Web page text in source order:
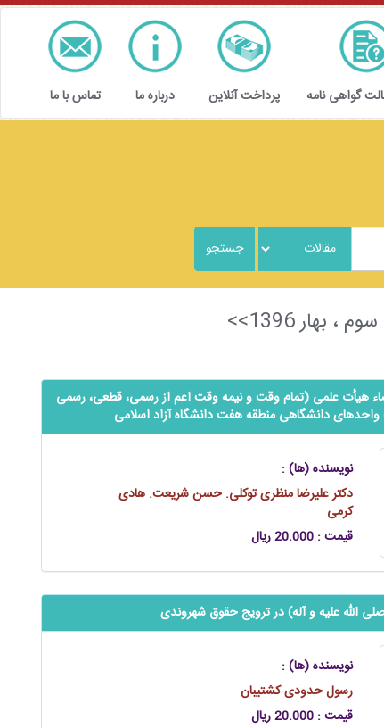
گواهی نامه پرداخت آنلاین درباره ما تماس با ما
هیأت علمی (تمام وقت و نیمه وقت اعم از رسمی، قطعی، رسمی
واحدهای دانشگاهی منطقه هفت دانشگاه آزاد اسلامی
نویسنده (ها) :
دکتر علیرضا منظری توکلی. حسن شریعت. هادی
کرمی
قیمت : 20.000 ریال
الله علیه و آله) در ترویج حقوق شهروندی
نویسنده (ها) :
رسول حدودی کشتیبان
قیمت : 20.000 ریال